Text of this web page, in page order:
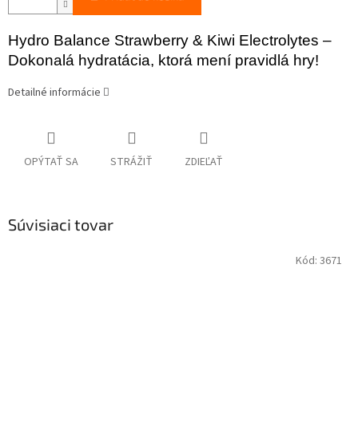
Hydro Balance Strawberry & Kiwi Electrolytes –
Dokonalá hydratácia, ktorá mení pravidlá hry!
Detailné informácie
OPÝTAŤ SA STRÁŽIŤ ZDIEĽAŤ
Súvisiaci tovar
Kód: 3671